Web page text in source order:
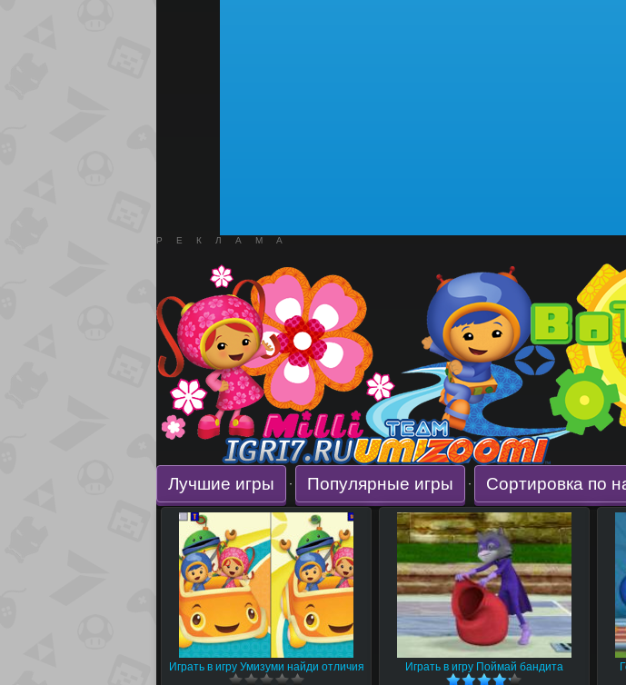
РЕКЛАМА
Лучшие игры · Популярные игры · Сортировка по
Играть в игру Умизуми найди отличия Играть в игру Поймай бандита